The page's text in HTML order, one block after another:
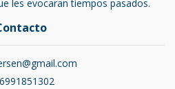
les evocaran tiempos pasados.